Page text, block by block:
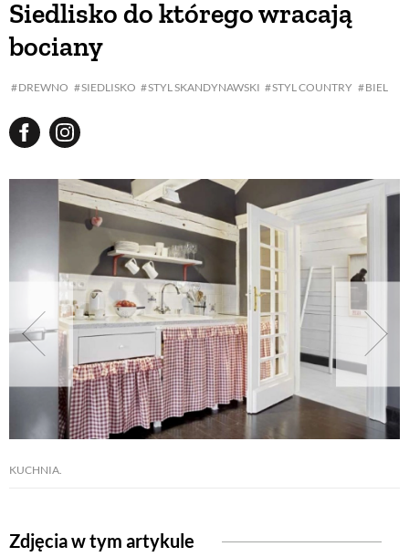
Siedlisko do którego wracają
bociany
DREWNO SIEDLISKO STYL SKANDYNAWSKI STYL COUNTRY BIEL
KUCHNIA.
Zdjęcia w tym artykule
ROŚLINY OGRODOWE
PORADY
ZIELEŃ W DOMU
PROJEKTOWANIE OGRODU